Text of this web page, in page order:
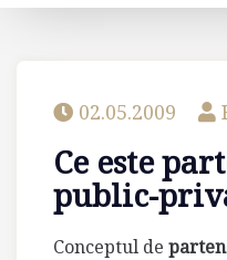
02.05.2009
Ce este
public-
Conceptul de